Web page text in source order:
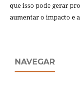
que isso pode gerar
aumentar o impacto e
NAVEGAR